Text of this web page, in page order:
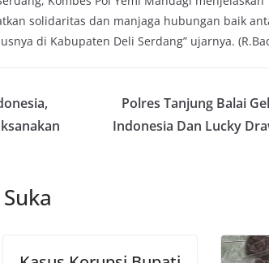
solidaritas dan manjaga hubungan baik
di Kabupaten Deli Serdang” ujarnya.
Polres Tanjung Balai
Indonesia Dan Lucky